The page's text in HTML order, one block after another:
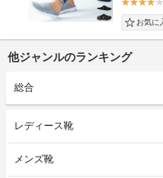
他ジャンルのランキング
総合
レディース靴
メンズ靴